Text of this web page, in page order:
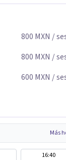
800 MXN /
800 MXN /
600 MXN /
Más
16:40